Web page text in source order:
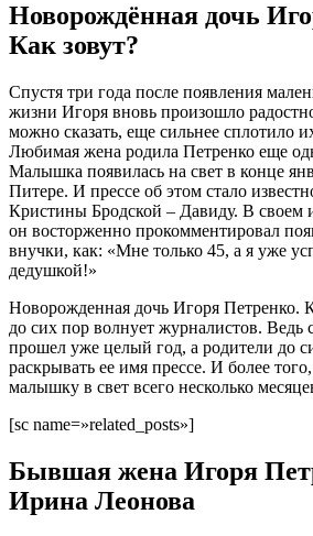
Новорождённая дочь
Как зовут?
Спустя три года после появления
жизни Игоря вновь произошло
можно сказать, еще сильнее сплотило
Любимая жена родила Петренко еще
Малышка появилась на свет в конце
Питере. И прессе об этом стало
Кристины Бродской – Давиду. В своем
он восторженно прокомментировал
внучки, как: «Мне только 45, а я уже
дедушкой!»
Новорожденная дочь Игоря Петренко.
до сих пор волнует журналистов. Ведь
прошел уже целый год, а родители до
раскрывать ее имя прессе. И более
малышку в свет всего несколько
[sc name=»related_posts»]
Бывшая жена Игоря
Ирина Леонова